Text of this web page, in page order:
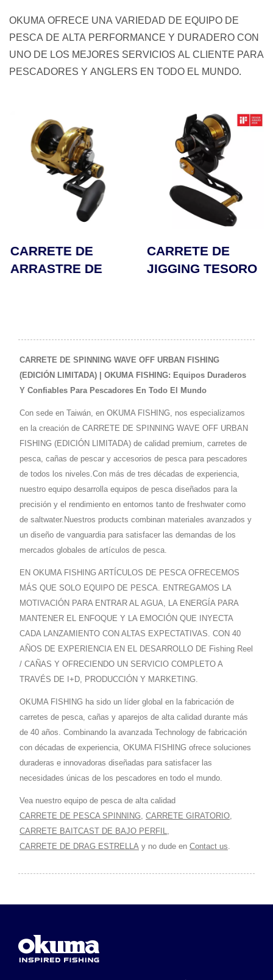
OKUMA OFRECE UNA VARIEDAD DE EQUIPO DE
PESCA DE ALTA PERFORMANCE Y DURADERO CON
UNO DE LOS MEJORES SERVICIOS AL CLIENTE PARA
PESCADORES Y ANGLERS EN TODO EL MUNDO.
CARRETE DE
JIGGING TESORO
CARRETE
GIRATORIO
CARRETE DE SPINNING WAVE OFF URBAN FISHING
(EDICIÓN LIMITADA) | OKUMA FISHING: Equipos Duraderos
Y Confiables Para Pescadores En Todo El Mundo
Con sede en Taiwán, en OKUMA FISHING, nos especializamos
en la creación de CARRETE DE SPINNING WAVE OFF URBAN
FISHING (EDICIÓN LIMITADA) de calidad premium, carretes de
pesca, cañas de pescar y accesorios de pesca para pescadores
de todos los niveles.Con más de tres décadas de experiencia,
nuestro equipo desarrolla equipos de pesca diseñados para la
precisión y el rendimiento en entornos tanto de freshwater como
de saltwater.Nuestros products combinan materiales avanzados y
un diseño de vanguardia para satisfacer las demandas de los
mercados globales de artículos de pesca.
EN OKUMA FISHING ARTÍCULOS DE PESCA OFRECEMOS
MÁS QUE SOLO EQUIPO DE PESCA. ENTREGAMOS LA
MOTIVACIÓN PARA ENTRAR AL AGUA, LA ENERGÍA PARA
MANTENER EL ENFOQUE Y LA EMOCIÓN QUE INYECTA
CADA LANZAMIENTO CON ALTAS EXPECTATIVAS. CON 40
AÑOS DE EXPERIENCIA EN EL DESARROLLO DE Fishing Reel
/ CAÑAS Y OFRECIENDO UN SERVICIO COMPLETO A
TRAVÉS DE I+D, PRODUCCIÓN Y MARKETING.
OKUMA FISHING ha sido un líder global en la fabricación de
carretes de pesca, cañas y aparejos de alta calidad durante más
de 40 años. Combinando la avanzada Technology de fabricación
con décadas de experiencia, OKUMA FISHING ofrece soluciones
duraderas e innovadoras diseñadas para satisfacer las
necesidades únicas de los pescadores en todo el mundo.
Vea nuestro equipo de pesca de alta calidad
CARRETE DE PESCA SPINNING, CARRETE GIRATORIO,
CARRETE BAITCAST DE BAJO PERFIL,
CARRETE DE DRAG ESTRELLA y no dude en Contact us.